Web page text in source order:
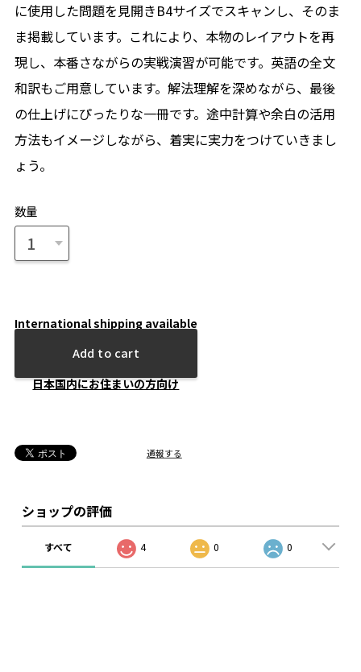
に使用した問題を見開きB4サイズでスキャンし、そのま
ま掲載しています。これにより、本物のレイアウトを再
現し、本番さながらの実戦演習が可能です。英語の全文
和訳もご用意しています。解法理解を深めながら、最後
の仕上げにぴったりな一冊です。途中計算や余白の活用
方法もイメージしながら、着実に実力をつけていきまし
ょう。
数量
International shipping available
Add to cart
日本国内にお住まいの方向け
通報する
ショップの評価
すべて 4 0 0